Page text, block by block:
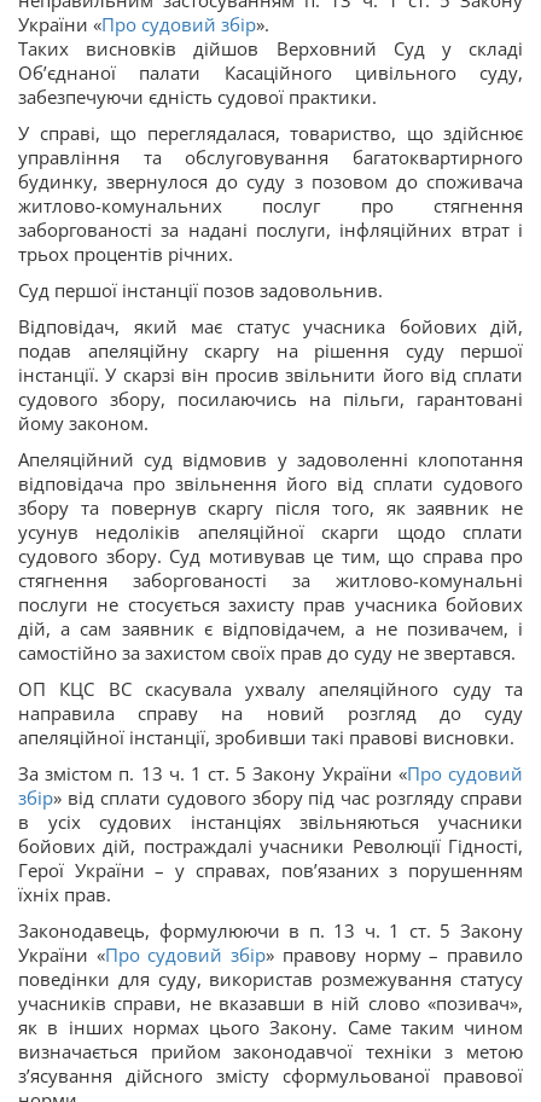
України «Про судовий збір».
Таких висновків дійшов Верховний Суд у складі
Об’єднаної палати Касаційного цивільного суду,
забезпечуючи єдність судової практики.
У справі, що переглядалася, товариство, що здійснює
управління та обслуговування багатоквартирного
будинку, звернулося до суду з позовом до споживача
житлово-комунальних послуг про стягнення
заборгованості за надані послуги, інфляційних втрат і
трьох процентів річних.
Суд першої інстанції позов задовольнив.
Відповідач, який має статус учасника бойових дій,
подав апеляційну скаргу на рішення суду першої
інстанції. У скарзі він просив звільнити його від сплати
судового збору, посилаючись на пільги, гарантовані
йому законом.
Апеляційний суд відмовив у задоволенні клопотання
відповідача про звільнення його від сплати судового
збору та повернув скаргу після того, як заявник не
усунув недоліків апеляційної скарги щодо сплати
судового збору. Суд мотивував це тим, що справа про
стягнення заборгованості за житлово-комунальні
послуги не стосується захисту прав учасника бойових
дій, а сам заявник є відповідачем, а не позивачем, і
самостійно за захистом своїх прав до суду не звертався.
ОП КЦС ВС скасувала ухвалу апеляційного суду та
направила справу на новий розгляд до суду
апеляційної інстанції, зробивши такі правові висновки.
За змістом п. 13 ч. 1 ст. 5 Закону України «Про судовий
збір» від сплати судового збору під час розгляду справи
в усіх судових інстанціях звільняються учасники
бойових дій, постраждалі учасники Революції Гідності,
Герої України – у справах, пов’язаних з порушенням
їхніх прав.
Законодавець, формулюючи в п. 13 ч. 1 ст. 5 Закону
України «Про судовий збір» правову норму – правило
поведінки для суду, використав розмежування статусу
учасників справи, не вказавши в ній слово «позивач»,
як в інших нормах цього Закону. Саме таким чином
визначається прийом законодавчої техніки з метою
з’ясування дійсного змісту сформульованої правової